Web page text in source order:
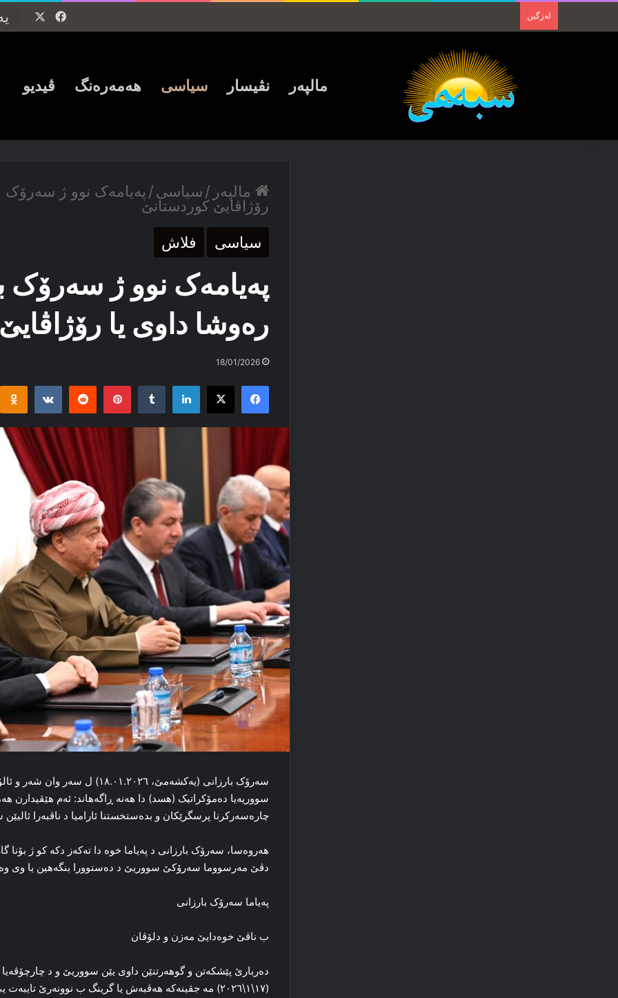
لەزگین Facebook
مالپەر نڤیسار سیاسی ھەمەرەنگ ڤیدیو
مالپەر /سیاسی/ پەیامەک نوو ژ سەرۆک
رۆژاڤایێ کوردستانێ
سیاسی فلاش
پەیامەک نوو ژ سەرۆک
رەوشا داوی یا
18/01/2026
Facebook
X
LinkedIn
Tumblr
Pinterest
Reddit
سه‌رۆک بارزانی (یه‌کشه‌مێ،
سووریه‌یا ده‌مۆکراتیک (هسد) دا هه‌نه‌ ڕاگەهاند: ئه‌م هێڤیدارن
چاره‌سه‌رکرنا پرسگرێکان و بده‌ستخستنا ئارامیا د ناڤبه‌را
هەروەسا، سەرۆک بارزانی د پەیاما خوە دا تەکەز دکە کو ژ بۆنا
دڤێ مەرسووما سەرۆکێ سووریێ د دەستوورا بنگەهین یا وی
په‌یاما سه‌رۆک بارزانی
ب ناڤێ خوه‌دایێ مه‌زن و دلۆڤان
ده‌ربارێ پێشکه‌تن و گوهه‌رتنێن داوی یێن سووریێ و د
(١٧\١\٢٠٢٦) مه‌ جڤینه‌که‌ هه‌ڤبه‌ش یا گرینگ ب نوونه‌رێ